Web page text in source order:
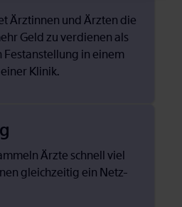
Ärz­tin­nen und Ärz­ten die
Geld zu ver­die­nen als
Fest­an­stel­lung in ei­nem
Kli­nik.
Ärz­te schnell viel
gleich­zei­tig ein Netz­